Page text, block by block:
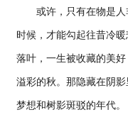
或许，只有在物是人
时候，才能勾起往昔冷
落叶，一生被收藏的美
溢彩的秋。那隐藏在阴
梦想和树影斑驳的年代。